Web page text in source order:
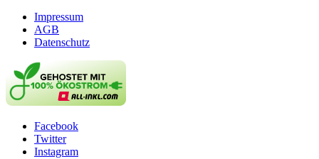
Impressum
AGB
Datenschutz
Facebook
Twitter
Instagram